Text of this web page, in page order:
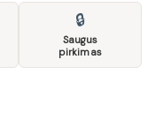
🔒
Saugus
pirkimas